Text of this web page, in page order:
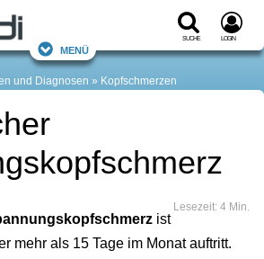
Suche Login
Menü
und Diagnosen Kopfschmerzen
Lesezeit: 4 Min.
ist
mehr als 15 Tage im Monat auftritt.